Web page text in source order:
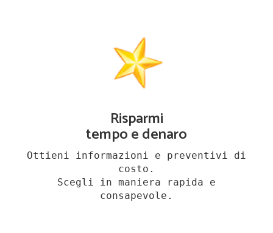
Risparmi
tempo e denaro
Ottieni informazioni e preventivi di
costo.
Scegli in maniera rapida e
consapevole.